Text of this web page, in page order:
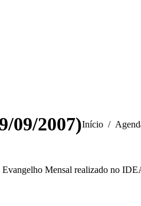
09/2007)Você está aqui:
Início
Mensal realizado no